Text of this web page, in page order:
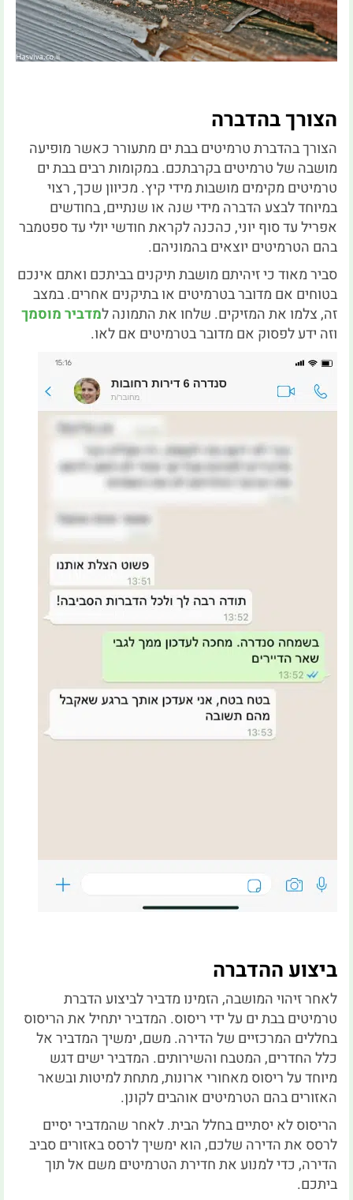
הצורך בהדברה
הצורך בהדברת טרמיטים בבת ים מתעורר כאשר מופיעה
מושבה של טרמיטים בקרבתכם. במקומות רבים בבת ים
טרמיטים מקימים מושבות מידי קיץ. מכיוון שכך, רצוי
במיוחד לבצע הדברה מידי שנה או שנתיים, בחודשים
אפריל עד סוף יוני, כהכנה לקראת חודשי יולי עד ספטמבר
בהם הטרמיטים יוצאים בהמוניהם.
סביר מאוד כי זיהיתם מושבת תיקנים בביתכם ואתם אינכם
בטוחים אם מדובר בטרמיטים או בתיקנים אחרים. במצב
זה, צלמו את המזיקים. שלחו את התמונה למדביר מוסמך
וזה ידע לפסוק אם מדובר בטרמיטים אם לאו.
ביצוע ההדברה
לאחר זיהוי המושבה, הזמינו מדביר לביצוע הדברת
טרמיטים בבת ים על ידי ריסוס. המדביר יתחיל את הריסוס
בחללים המרכזיים של הדירה. משם, ימשיך המדביר אל
כלל החדרים, המטבח והשירותים. המדביר ישים דגש
מיוחד על ריסוס מאחורי ארונות, מתחת למיטות ובשאר
האזורים בהם הטרמיטים אוהבים לקונן.
הריסוס לא יסתיים בחלל הבית. לאחר שהמדביר יסיים
לרסס את הדירה שלכם, הוא ימשיך לרסס באזורים סביב
הדירה, כדי למנוע את חדירת הטרמיטים משם אל תוך
ביתכם.